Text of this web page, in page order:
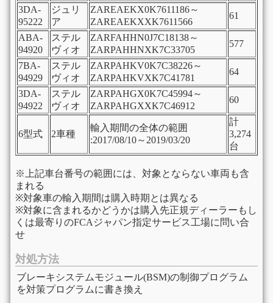
3DA-
95222
ジュリ
ア
ZAREAEKX0K7611186～
ZAREAEKXXK7611566
61
ABA-
94920
ステル
ヴィオ
ZARFAHHN0J7C18138～
ZARPAHHNXK7C33705
577
7BA-
94929
ステル
ヴィオ
ZARPAHKV0K7C38226～
ZARPAHKVXK7C41781
64
3DA-
94922
ステル
ヴィオ
ZARPAHGX0K7C45994～
ZARPAHGXXK7C46912
60
6型式 2車種
輸入期間の全体の範囲
:2017/08/10～2019/03/20
計
3,274
台
※上記車台番号の範囲には、対象とならない車両も含
まれる
※対象車の輸入期間は購入時期とは異なる
※対象に含まれるかどうかは購入先正規ディーラーもし
くは最寄りのFCAジャパン指定サービス工場に問い合
せ
対処方法
ブレーキシステムモジュール(BSM)の制御プログラム
を対策プログラムに書き換え